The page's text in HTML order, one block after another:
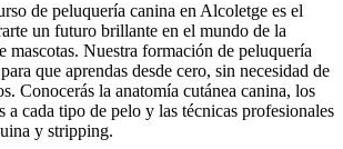
de peluquería canina en Alcoletge es el
un futuro brillante en el mundo de la
mascotas. Nuestra formación de peluquería
que aprendas desde cero, sin necesidad de
Conocerás la anatomía cutánea canina, los
a cada tipo de pelo y las técnicas profesionales
y stripping.